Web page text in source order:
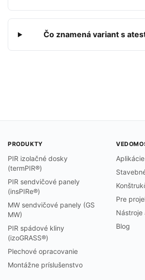
Čo znamená variant s
PRODUKTY
PIR izolačné dosky
(termPIR®)
PIR sendvičové panely
(insPIRe®)
MW sendvičové panely (GS
MW)
PIR spádové kliny
(izoGRASS®)
Plechové opracovanie
Montážne príslušenstvo
Aplikácie
Pre
Nástroje
Blog